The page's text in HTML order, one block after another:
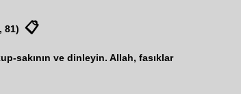
, 81) 📋
sakının ve dinleyin. Allah, fasıklar